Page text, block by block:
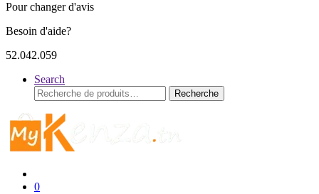
Pour changer d'avis
Besoin d'aide?
52.042.059
Search
Recherche
pour :
Recherche
0